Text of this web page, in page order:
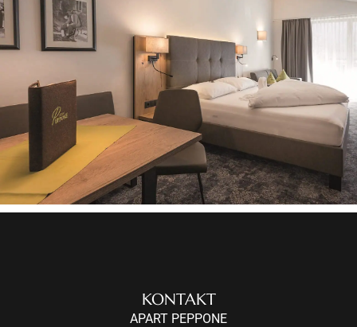
KONTAKT
APART PEPPONE